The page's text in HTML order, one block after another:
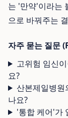
는 '만약'이라는
으로 바꿔주는
자주 묻는 질문
고위험 임신
요?
산본제일병원
나요?
'통합 케어'가